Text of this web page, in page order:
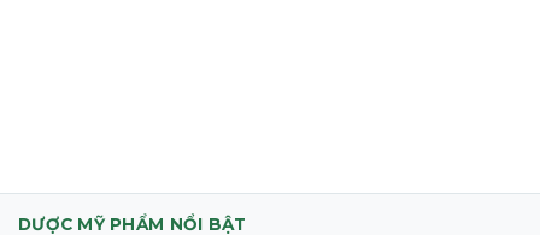
DƯỢC MỸ PHẨM NỔI BẬT